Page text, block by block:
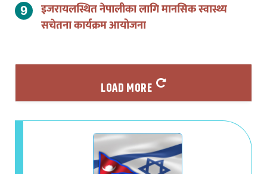
इजरायलस्थित नेपालीका लागि मानसिक स्वास्थ्य
सचेतना कार्यक्रम आयोजना
LOAD MORE